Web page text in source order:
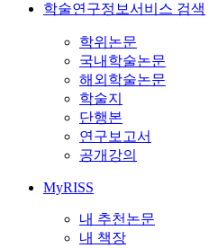
학술연구정보서비스 검색
학위논문
국내학술논문
해외학술논문
학술지
단행본
연구보고서
공개강의
MyRISS
내 추천논문
내 책장